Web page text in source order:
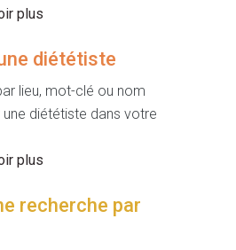
plus
diététiste
lieu, mot-clé ou nom
diététiste dans votre
plus
recherche par